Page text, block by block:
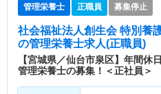
管理栄養士 正職員 募集停止
社会福祉法人創生会 特別養
の管理栄養士求人(正職員)
【宮城県／仙台市泉区】年間休
管理栄養士の募集！＜正社員＞